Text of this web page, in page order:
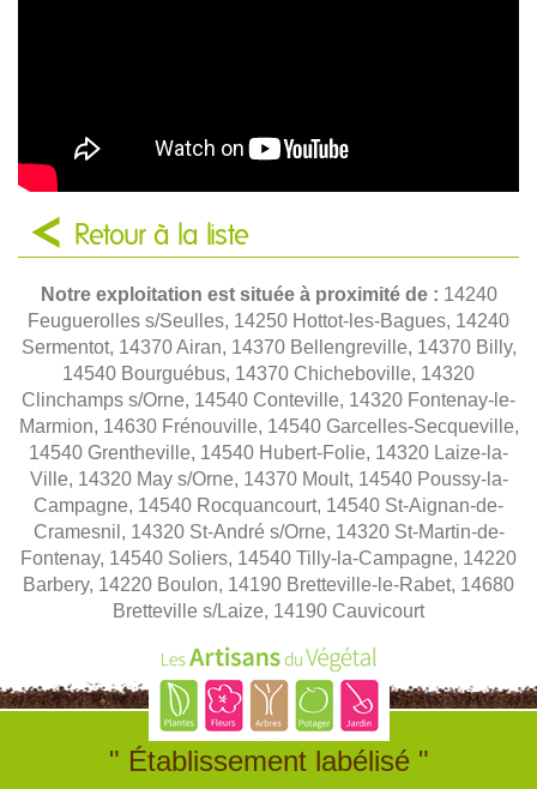
Retour à la liste
Notre exploitation est située à proximité de : 14240
Feuguerolles s/Seulles, 14250 Hottot-les-Bagues, 14240
Sermentot, 14370 Airan, 14370 Bellengreville, 14370 Billy,
14540 Bourguébus, 14370 Chicheboville, 14320
Clinchamps s/Orne, 14540 Conteville, 14320 Fontenay-le-
Marmion, 14630 Frénouville, 14540 Garcelles-Secqueville,
14540 Grentheville, 14540 Hubert-Folie, 14320 Laize-la-
Ville, 14320 May s/Orne, 14370 Moult, 14540 Poussy-la-
Campagne, 14540 Rocquancourt, 14540 St-Aignan-de-
Cramesnil, 14320 St-André s/Orne, 14320 St-Martin-de-
Fontenay, 14540 Soliers, 14540 Tilly-la-Campagne, 14220
Barbery, 14220 Boulon, 14190 Bretteville-le-Rabet, 14680
Bretteville s/Laize, 14190 Cauvicourt
" Établissement labélisé "